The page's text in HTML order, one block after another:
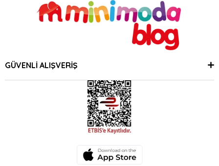
GÜVENLİ ALIŞVERİŞ